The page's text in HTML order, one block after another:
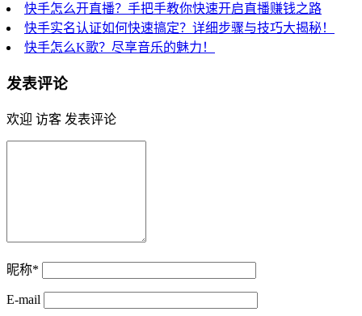
快手怎么开直播？手把手教你快速开启直播赚钱之路
快手实名认证如何快速搞定？详细步骤与技巧大揭秘！
快手怎么K歌？尽享音乐的魅力！
发表评论
欢迎 访客 发表评论
昵称*
E-mail